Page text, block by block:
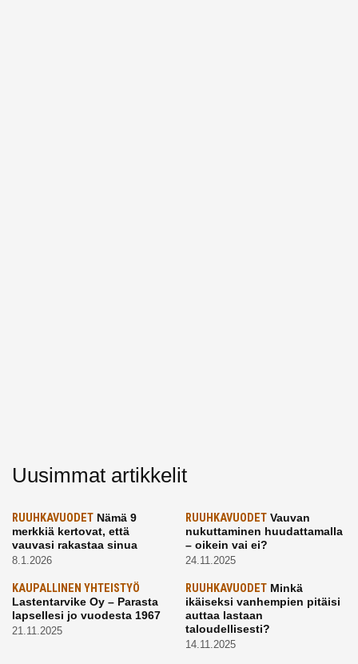
Uusimmat artikkelit
RUUHKAVUODET Nämä 9
merkkiä kertovat, että
vauvasi rakastaa sinua
8.1.2026
RUUHKAVUODETVauvan
nukuttaminen huudattamalla
– oikein vai ei?
24.11.2025
KAUPALLINEN YHTEISTYÖ
Lastentarvike Oy – Parasta
lapsellesi jo vuodesta 1967
21.11.2025
RUUHKAVUODETMinkä
ikäiseksi vanhempien pitäisi
auttaa lastaan
taloudellisesti?
14.11.2025